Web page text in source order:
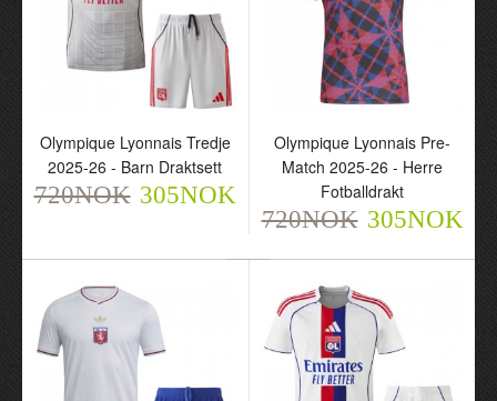
Olympique Lyonnais
Tredje 2025-26 - Barn
Draktsett
Olympique Lyonnais Tredje
2025-26 - Barn Draktsett
720NOK 305NOK
Olympique Lyonnais Pre-
Match 2025-26 - Herre
Fotballdrakt
720NOK 305NOK